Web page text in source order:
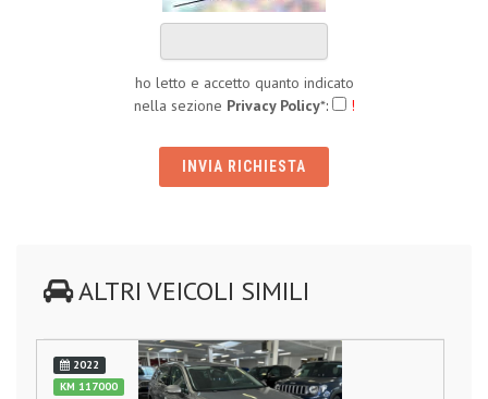
ho letto e accetto quanto indicato
nella sezione Privacy Policy*: !
ALTRI VEICOLI SIMILI
2022
KM 117000